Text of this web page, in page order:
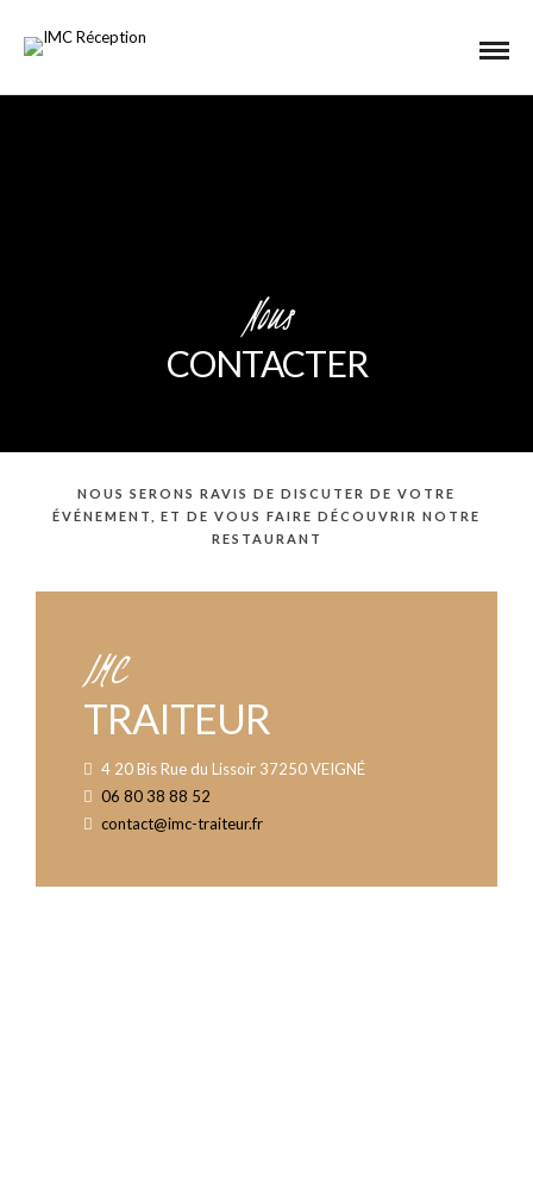
Nous
CONTACTER
NOUS SERONS RAVIS DE DISCUTER DE VOTRE
ÉVÉNEMENT, ET DE VOUS FAIRE DÉCOUVRIR NOTRE
RESTAURANT
IMC
TRAITEUR
4 20 Bis Rue du Lissoir 37250 VEIGNÉ
06 80 38 88 52
contact@imc-traiteur.fr